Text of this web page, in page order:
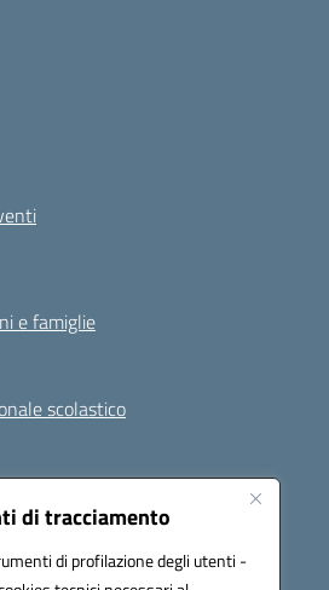
di tracciamento
di profilazione degli utenti -
e famiglie
scolastico
Seguici su: